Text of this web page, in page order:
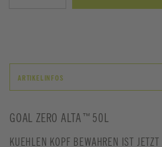
ARTIKELINFOS
GOAL ZERO ALTA™50L
KUEHLEN KOPF BEWAHREN IST